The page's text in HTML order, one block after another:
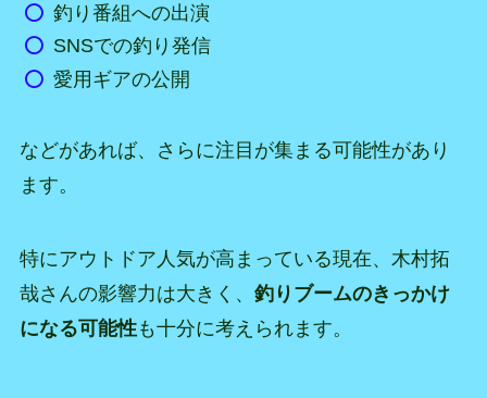
釣り番組への出演
SNSでの釣り発信
愛用ギアの公開
などがあれば、さらに注目が集まる可能性があり
ます。
特にアウトドア人気が高まっている現在、木村拓
哉さんの影響力は大きく、 釣りブームのきっかけ
になる可能性も十分に考えられます。